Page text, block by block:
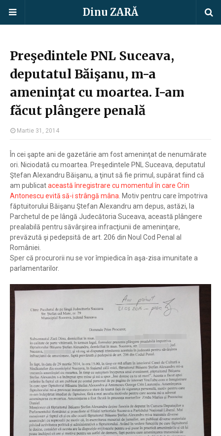
Dinu ZARĂ
Preşedintele PNL Suceava,
deputatul Băişanu, m-a
ameninţat cu moartea. I-am
făcut plângere penală
Martie 31, 2014
În cei şapte ani de gazetărie am fost ameninţat de nenumărate
ori. Niciodată cu moartea. Preşedintele PNL Suceava, deputatul
Ştefan Alexandru Băişanu, a ţinut să fie primul, supărat fiind că
am publicataceastă înregistrare cu momentul în care Crin
Antonescu evită să-i strângă mâna . Motiv pentru care împotriva
făptuitorului Băişanu Ştefan Alexandru am depus, astăzi, la
Parchetul de pe lângă Judecătoria Suceava, această plângere
prealabilă pentru săvârşirea infracţiunii de ameninţare,
prevăzută şi pedepsită de art. 206 din Noul Cod Penal al
României.
Sper că procurorii nu se vor împiedica în aşa-zisa imunitate a
parlamentarilor.